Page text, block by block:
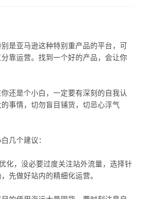
是亚马逊这种特别重产品的平台，可
靠运营。找到一个好的产品，会让你
还是个小白，一定要有深刻的自我认
事情，切勿盲目铺货，切忌心浮气
几个建议：
化，没必要过度关注站外流量，选择针
先做好站内的精细化运营。